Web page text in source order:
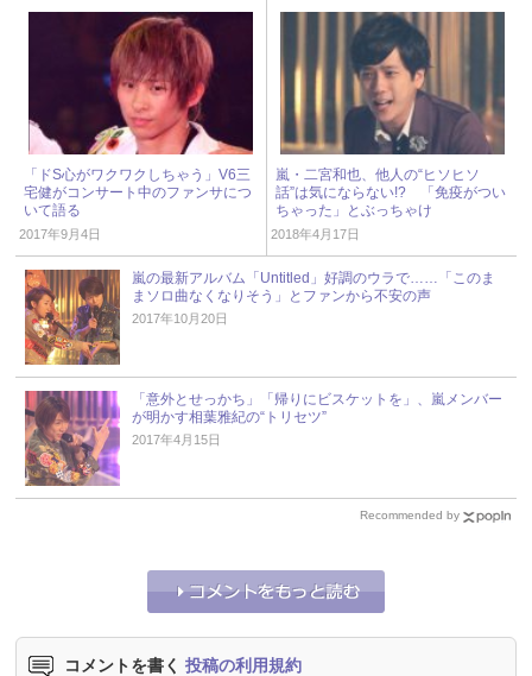
「ドS心がワクワクしちゃう」V6三
宅健がコンサート中のファンサにつ
いて語る
2017年9月4日
嵐・二宮和也、他人の“ヒソヒソ
話”は気にならない!? 「免疫がつい
ちゃった」とぶっちゃけ
2018年4月17日
嵐の最新アルバム「Untitled」好調のウラで……「このま
まソロ曲なくなりそう」とファンから不安の声
2017年10月20日
「意外とせっかち」「帰りにビスケットを」、嵐メンバー
が明かす相葉雅紀の“トリセツ”
2017年4月15日
Recommended by
コメントを書く 投稿の利用規約